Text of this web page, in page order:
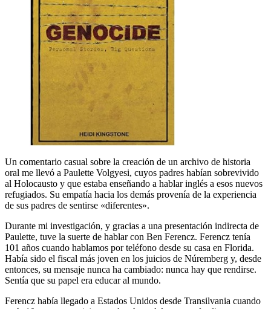
Un comentario casual sobre la creación de un archivo de historia
oral me llevó a Paulette Volgyesi, cuyos padres habían sobrevivido
al Holocausto y que estaba enseñando a hablar inglés a esos nuevos
refugiados. Su empatía hacia los demás provenía de la experiencia
de sus padres de sentirse «diferentes».
Durante mi investigación, y gracias a una presentación indirecta de
Paulette, tuve la suerte de hablar con Ben Ferencz. Ferencz tenía
101 años cuando hablamos por teléfono desde su casa en Florida.
Había sido el fiscal más joven en los juicios de Núremberg y, desde
entonces, su mensaje nunca ha cambiado: nunca hay que rendirse.
Sentía que su papel era educar al mundo.
Ferencz había llegado a Estados Unidos desde Transilvania cuando